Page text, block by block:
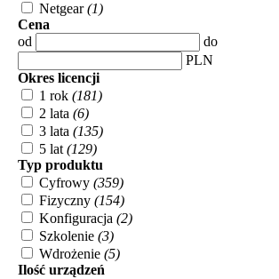
Netgear(1)
Cena
od
do
PLN
Okres licencji
1 rok (181)
2 lata (6)
3 lata (135)
5 lat (129)
Typ produktu
Cyfrowy (359)
Fizyczny (154)
Konfiguracja (2)
Szkolenie (3)
Wdrożenie (5)
Ilość urządzeń